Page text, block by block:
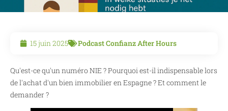
15 juin 2025 Podcast Confianz After Hours
Qu'est-ce qu'un numéro NIE ? Pourquoi est-il indispensable lors
de l'achat d'un bien immobilier en Espagne ? Et comment le
demander ?